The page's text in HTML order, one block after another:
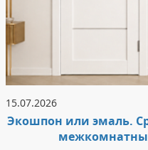
15.07.2026
Экошпон или эмаль.